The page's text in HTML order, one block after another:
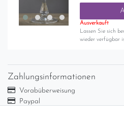
Ausverkauft
Lassen Sie sich
wieder verfügbar
Zahlungsinformationen
Vorabüberweisung
Paypal